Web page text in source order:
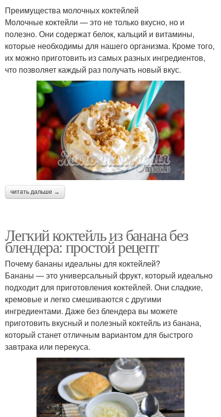
Преимущества молочных коктейлей
Молочные коктейли — это не только вкусно, но и
полезно. Они содержат белок, кальций и витамины,
которые необходимы для нашего организма. Кроме того,
их можно приготовить из самых разных ингредиентов,
что позволяет каждый раз получать новый вкус.
читать дальше →
Легкий коктейль из банана без
блендера: простой рецепт
Почему бананы идеальны для коктейлей?
Бананы — это универсальный фрукт, который идеально
подходит для приготовления коктейлей. Они сладкие,
кремовые и легко смешиваются с другими
ингредиентами. Даже без блендера вы можете
приготовить вкусный и полезный коктейль из банана,
который станет отличным вариантом для быстрого
завтрака или перекуса.